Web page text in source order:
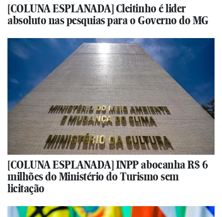
[COLUNA ESPLANADA] Cleitinho é lider
absoluto nas pesquias para o Governo do MG
[COLUNA ESPLANADA] INPP abocanha R$ 6
milhões do Ministério do Turismo sem
licitação